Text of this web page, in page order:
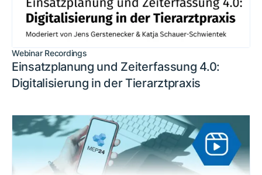
Webinar Recordings
Einsatzplanung und Zeiterfassung 4.0:
Digitalisierung in der Tierarztpraxis